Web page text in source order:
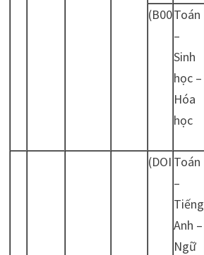
(B00Toán
–
Sinh
học –
Hóa
học
(DOI Toán
–
Tiếng
Anh –
Ngữ